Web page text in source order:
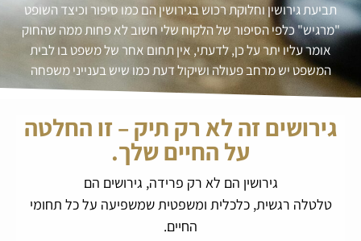
תביעת גירושין וחלוקת רכוש בגירושין הם כמו סיפור וכיצד השופט
"מרגיש" כלפי הסיפור של הלקוח שלי חשוב לא פחות ממה שהחוק
אומר עליו יתר על כן, לדעתי, אין תחום אחר של משפט בו לבית
המשפט יש מרחב פעולה ושיקול דעת כמו שיש בענייני משפחה
גירושים זה לא רק תיק – זו החלטה
על החיים שלך.
גירושין הם לא רק פרידה, גירושים הם
טלטלה רגשית, כלכלית ומשפטית שמשפיעה על כל תחומי
החיים.